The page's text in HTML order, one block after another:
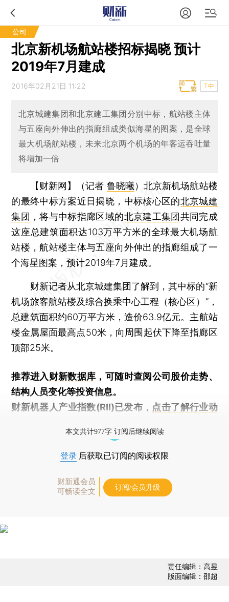
公司
北京新机场航站楼招标揭晓 预计
2019年7月建成
2016年02月21日 11:22 T中
北京城建集团和北京建工集团分别中标，航站楼主体
与五座向外伸出的指廊组成类似海星的图案，是全球
最大机场航站楼，未来北京两个机场的年客运吞吐量
将增加一倍
【财新网】（记者 鲁晓曦） 北京新机场航站楼
的最终中标方案近日揭晓，中标核心区的北京城建
集团 ，将与中标指廊区域的北京建工集团共同完成
这座总建筑面积达103万平方米的全球最大机场航
站楼，航站楼主体与五座向外伸出的指廊组成了一
个海星图案，预计2019年7月建成。
财新记者从北京城建集团了解到，其中标的“新
机场旅客航站楼及综合换乘中心工程（核心区）”，
总建筑面积约60万平方米，造价63.9亿元。主航站
楼金属屋面最高点50米，向周围起伏下降至指廊区
顶部25米。
推荐进入财新数据库 ，可随时查阅公司股价走势、
结构人员变化等投资信息。
财新机器人产业指数(RII)已发布， 点击了解行业动
本文共计977字 订阅后继续阅读
登录 后获取已订阅的阅读权限
财新通会员
可畅读全文
订阅/会员升级
责任编辑：高昱
版面编辑：邵超